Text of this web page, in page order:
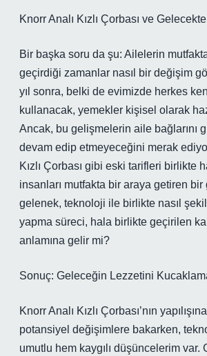
Knorr Analı Kızlı Çorbası ve
Bir başka soru da şu: Ailelerin
geçirdiği zamanlar nasıl bir değişim
yıl sonra, belki de evimizde herkes
kullanacak, yemekler kişisel olarak
Ancak, bu gelişmelerin aile bağlarını
devam edip etmeyeceğini merak
Kızlı Çorbası gibi eski tarifleri birlikte
insanları mutfakta bir araya getiren bir
gelenek, teknoloji ile birlikte nasıl
yapma süreci, hala birlikte geçirilen
anlamına gelir mi?
Sonuç: Geleceğin Lezzetini
Knorr Analı Kızlı Çorbası’nın
potansiyel değişimlere bakarken,
umutlu hem kaygılı düşüncelerim var.